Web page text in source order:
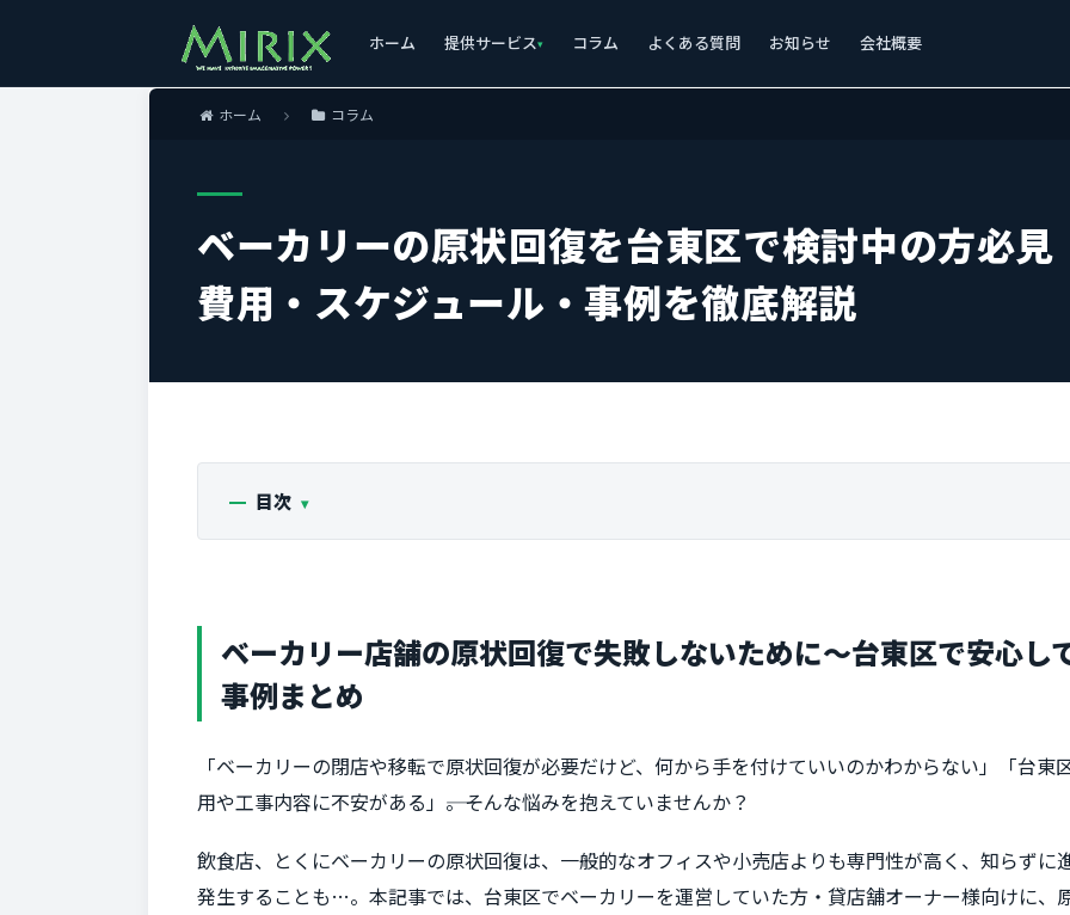
ホーム 提供サービス コラム よくある質問 お知らせ 会社概要
ホーム コラム
ベーカリーの原状回復を台東区で検討中の方必
費用・スケジュール・事例を徹底解説
目次
ベーカリー店舗の原状回復で失敗しないために～台東区で安心し
事例まとめ
「ベーカリーの閉店や移転で原状回復が必要だけど、何から手を付けていいのかわからない」「台
用や工事内容に不安がある」――。そんな悩みを抱えていませんか？
飲食店、とくにベーカリーの原状回復は、一般的なオフィスや小売店よりも専門性が高く、知らずに
発生することも…。本記事では、台東区でベーカリーを運営していた方・貸店舗オーナー様向けに、